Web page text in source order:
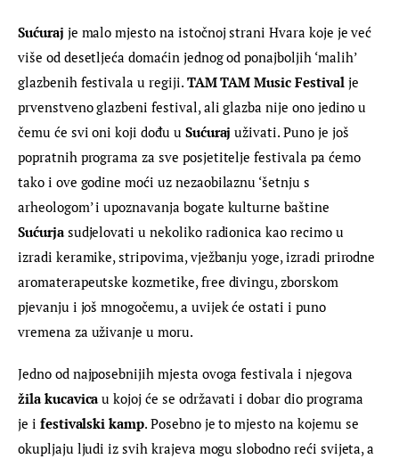
Sućuraj je malo mjesto na istočnoj strani Hvara koje je već
više od desetljeća domaćin jednog od ponajboljih ‘malih’
glazbenih festivala u regiji. TAM TAM Music Festival je
prvenstveno glazbeni festival, ali glazba nije ono jedino u
čemu će svi oni koji dođu u Sućuraj uživati. Puno je još
popratnih programa za sve posjetitelje festivala pa ćemo
tako i ove godine moći uz nezaobilaznu ‘šetnju s
arheologom’ i upoznavanja bogate kulturne baštine
Sućurja sudjelovati u nekoliko radionica kao recimo u
izradi keramike, stripovima, vježbanju yoge, izradi prirodne
aromaterapeutske kozmetike, free divingu, zborskom
pjevanju i još mnogočemu, a uvijek će ostati i puno
vremena za uživanje u moru.
Jedno od najposebnijih mjesta ovoga festivala i njegova
žila kucavica u kojoj će se održavati i dobar dio programa
je i festivalski kamp. Posebno je to mjesto na kojemu se
okupljaju ljudi iz svih krajeva mogu slobodno reći svijeta, a